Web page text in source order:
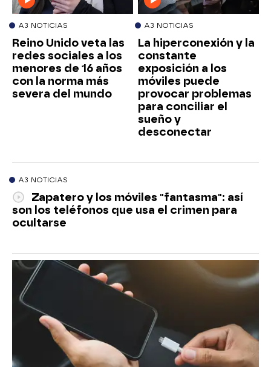
A3 NOTICIAS
Reino Unido veta las
redes sociales a los
menores de 16 años
con la norma más
severa del mundo
A3 NOTICIAS
La hiperconexión y la
constante
exposición a los
móviles puede
provocar problemas
para conciliar el
sueño y
desconectar
A3 NOTICIAS
Zapatero y los móviles "fantasma": así
son los teléfonos que usa el crimen para
ocultarse